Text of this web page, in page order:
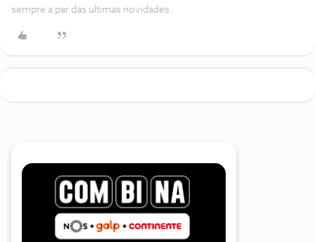
sempre a par das ultimas novidades.